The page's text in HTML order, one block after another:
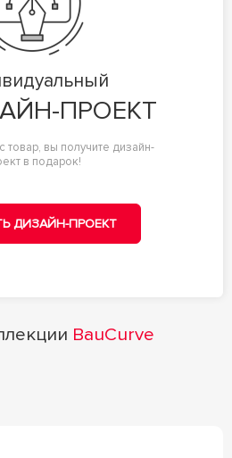
ПРОЕКТ
товар, вы получите дизайн-
в подарок!
ДИЗАЙН-ПРОЕКТ
BauCurve